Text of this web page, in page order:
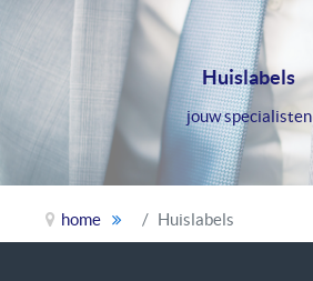
Huislabels
jouw specialisten
home Huislabels